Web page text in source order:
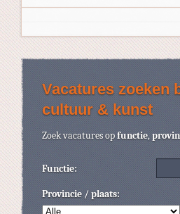
Vacatures zoeken
cultuur & kunst
Zoek vacatures opfunctie,
Functie:
Provincie / plaats: